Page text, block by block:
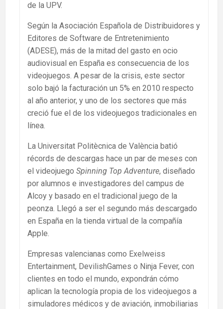
de la UPV.
Según la Asociación Española de Distribuidores y
Editores de Software de Entretenimiento
(ADESE), más de la mitad del gasto en ocio
audiovisual en España es consecuencia de los
videojuegos. A pesar de la crisis, este sector
solo bajó la facturación un 5% en 2010 respecto
al año anterior, y uno de los sectores que más
creció fue el de los videojuegos tradicionales en
línea.
La Universitat Politècnica de València batió
récords de descargas hace un par de meses con
el videojuego Spinning Top Adventure, diseñado
por alumnos e investigadores del campus de
Alcoy y basado en el tradicional juego de la
peonza. Llegó a ser el segundo más descargado
en España en la tienda virtual de la compañía
Apple.
Empresas valencianas como Exelweiss
Entertainment, DevilishGames o Ninja Fever, con
clientes en todo el mundo, expondrán cómo
aplican la tecnología propia de los videojuegos a
simuladores médicos y de aviación, inmobiliarias